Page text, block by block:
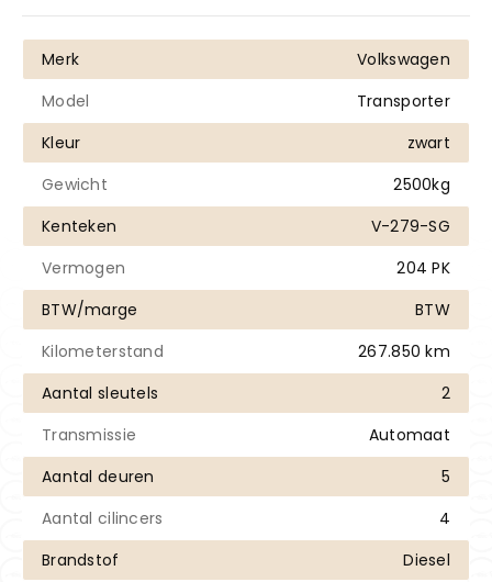
Merk
Volkswagen
Model
Transporter
Kleur
zwart
Gewicht
2500kg
Kenteken
V-279-SG
Vermogen
204 PK
BTW/marge
BTW
Kilometerstand
267.850 km
Aantal sleutels
2
Transmissie
Automaat
Aantal deuren
5
Aantal cilincers
4
Brandstof
Diesel